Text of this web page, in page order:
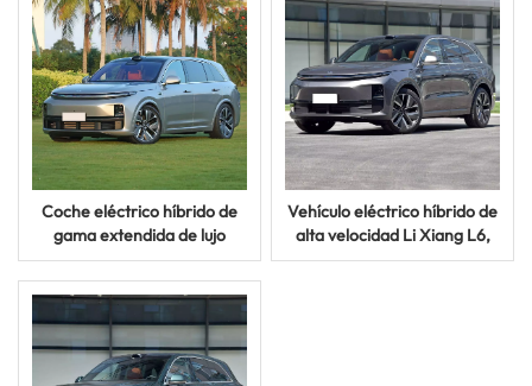
Coche eléctrico híbrido de
gama extendida de lujo
grande y nuevo de alta
velocidad Li Xiang L7
Vehículo eléctrico híbrido de
alta velocidad Li Xiang L6,
nuevo, grande, de lujo, de